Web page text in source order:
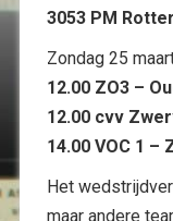
3053 PM
Zondag 25
12.00 ZO3 –
12.00 cvv
14.00 VOC 1 –
Het
maar andere